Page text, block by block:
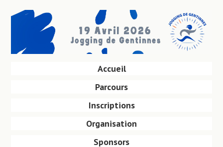
Accueil
Parcours
Inscriptions
Organisation
Sponsors